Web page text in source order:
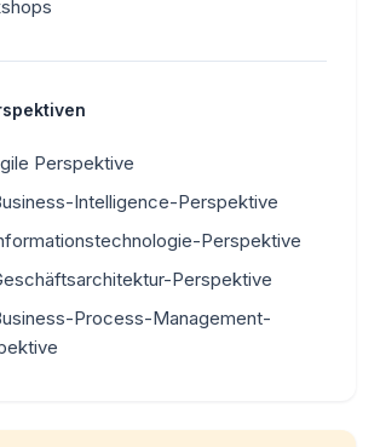
Perspektive
Intelligence-Perspektive
Perspektive
Perspektive
Process-Management-